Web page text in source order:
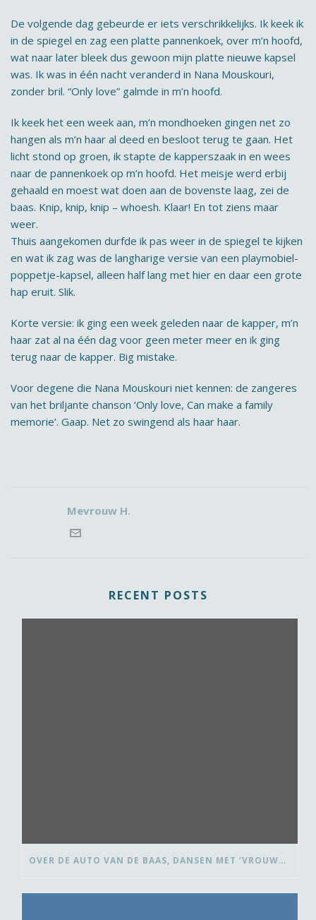
De volgende dag gebeurde er iets verschrikkelijks. Ik keek ik
in de spiegel en zag een platte pannenkoek, over m’n hoofd,
wat naar later bleek dus gewoon mijn platte nieuwe kapsel
was. Ik was in één nacht veranderd in Nana Mouskouri,
zonder bril. “Only love” galmde in m’n hoofd.
Ik keek het een week aan, m’n mondhoeken gingen net zo
hangen als m’n haar al deed en besloot terug te gaan. Het
licht stond op groen, ik stapte de kapperszaak in en wees
naar de pannenkoek op m’n hoofd. Het meisje werd erbij
gehaald en moest wat doen aan de bovenste laag, zei de
baas. Knip, knip, knip – whoesh. Klaar! En tot ziens maar
weer.
Thuis aangekomen durfde ik pas weer in de spiegel te kijken
en wat ik zag was de langharige versie van een playmobiel-
poppetje-kapsel, alleen half lang met hier en daar een grote
hap eruit. Slik.
Korte versie: ik ging een week geleden naar de kapper, m’n
haar zat al na één dag voor geen meter meer en ik ging
terug naar de kapper. Big mistake.
Voor degene die Nana Mouskouri niet kennen: de zangeres
van het briljante chanson ‘Only love, Can make a family
memorie’. Gaap. Net zo swingend als haar haar.
Mevrouw H.
RECENT POSTS
OVER DE AUTO VAN DE BAAS, DANSEN MET ‘VROUWEN VAN’ EN BEDANK-BLOMMEN